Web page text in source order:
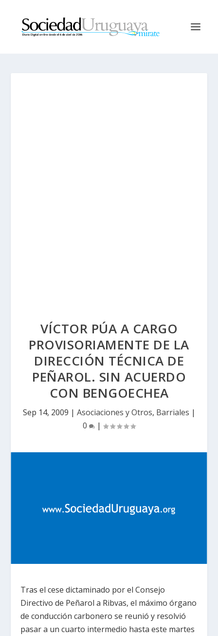
VÍCTOR PÚA A CARGO
PROVISORIAMENTE DE LA
DIRECCIÓN TÉCNICA DE
PEÑAROL. SIN ACUERDO
CON BENGOECHEA
Sep 14, 2009 | Asociaciones y Otros, Barriales |
0
|
Tras el cese dictaminado por el Consejo
Directivo de Peñarol a Ribvas, el máximo órgano
de conducción carbonero se reunió y resolvió
pasar a un cuarto intermedio hasta este martes